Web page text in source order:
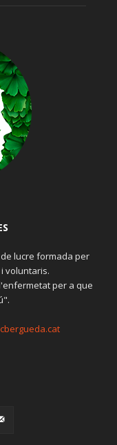
lucre formada per
voluntaris.
per a que